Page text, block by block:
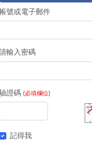
號或電子郵件
輸入密碼
證碼 (必填欄位)
記得我